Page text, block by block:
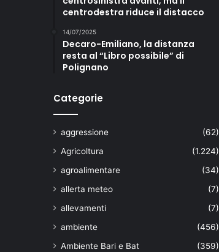
centrodestra riduce il distacco
14/07/2025
Decaro-Emiliano, la distanza
resta al “Libro possibile” di
Polignano
Categorie
aggressione
(62)
Agricoltura
(1.224)
agroalimentare
(34)
allerta meteo
(7)
allevamenti
(7)
ambiente
(456)
Ambiente Bari e Bat
(359)